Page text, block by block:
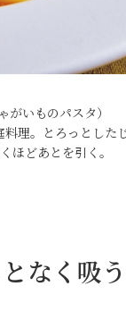
いものパスタ）
理。とろっとした
ほどあとを引く。
なく吸